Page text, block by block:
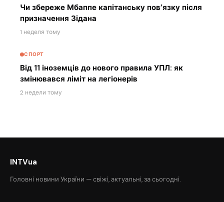
Чи збереже Мбаппе капітанську пов’язку після
призначення Зідана
1 неделя тому
СПОРТ
Від 11 іноземців до нового правила УПЛ: як
змінювався ліміт на легіонерів
2 недели тому
INTVua
Головні новини України — свіжі, актуальні, за сьогодні.